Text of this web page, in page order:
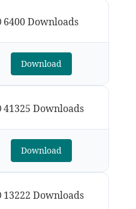
13222 Downloads
41325 Downloads
Download
6400 Downloads
Download